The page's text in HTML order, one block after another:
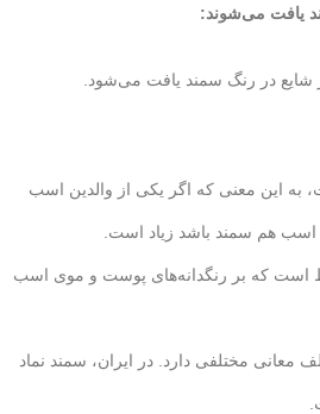
یافت می‌شوند:
شایع در رنگ سمند یافت می‌شود.
این معنی که اگر یکی از والدین اسب
اسب هم سمند باشد زیاد است.
است که بر رنگدانه‌های پوست و موی اسب
مختلفی دارد. در ایران، سمند نماد